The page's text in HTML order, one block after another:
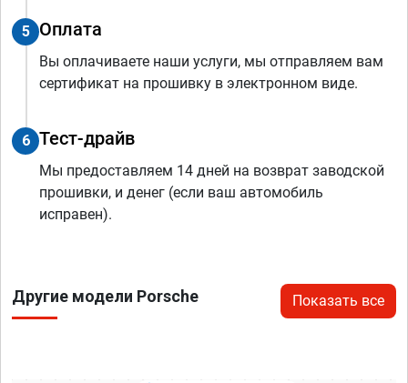
5 Оплата
Вы оплачиваете наши услуги, мы отправляем вам
сертификат на прошивку в электронном виде.
6 Тест-драйв
Мы предоставляем 14 дней на возврат заводской
прошивки, и денег (если ваш автомобиль
исправен).
Другие модели Porsche Показать все